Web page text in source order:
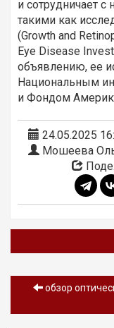
и сотрудничает
такими как
(Growth and
Eye Disease
объявлению, ее
Национальным
и Фондом
24.05.2025
Мошеева
обзор